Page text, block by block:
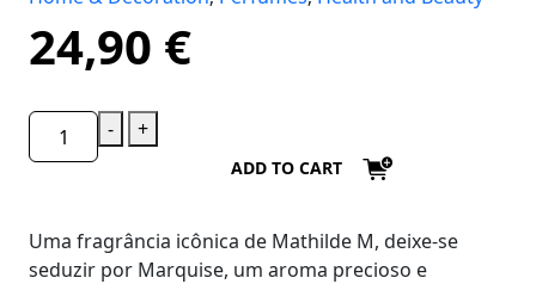
24,90 €
- +
ADD TO CART
Uma fragrância icônica de Mathilde M, deixe-se
seduzir por Marquise, um aroma precioso e